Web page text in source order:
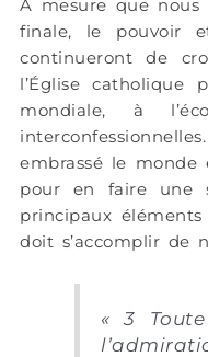
À mesure que nous
finale, le pouvoir
continueront de
l’Église catholique
mondiale, à
embrassé le
pour en faire une
principaux
doit s’accomplir de
« 3